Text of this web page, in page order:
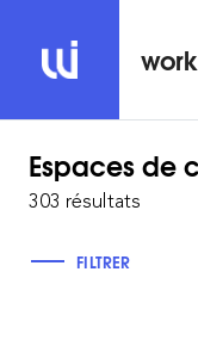
Espaces de
303 résultats
FILTRER